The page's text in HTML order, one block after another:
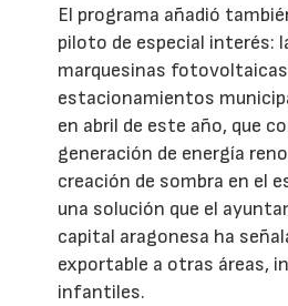
El programa añadió
piloto de especial interés:
marquesinas
estacionamientos
en abril de este año, que
generación de energía
creación de sombra en el
una solución que el
capital aragonesa ha
exportable a otras áreas,
infantiles.